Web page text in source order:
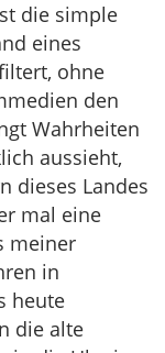
die simple
eines
ohne
den
Wahrheiten
aussieht,
dieses Landes
mal eine
meiner
in
heute
die alte